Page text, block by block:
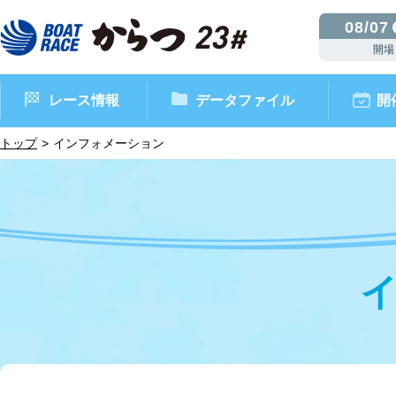
08/07
開場
レース情報 データファイル 開
外向発売所 ドリームピッ
マンスリーレースガイド
トップ インフォメーション